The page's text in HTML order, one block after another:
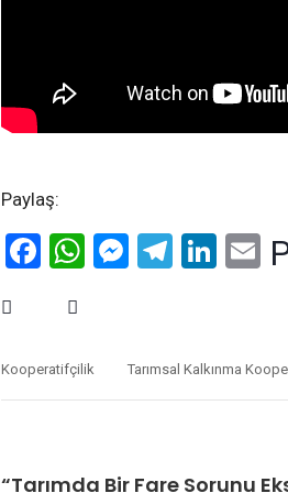
Paylaş:
Facebook
WhatsApp
Kooperatifçilik Tarımsal Kalkınma
“Tarımda Bir Fare Sorunu